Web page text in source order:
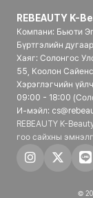
REBEAUTY K-
Компани: Бьюти
Бүртгэлийн
Хаяг: Солонгос
55, Коолон
Хэрэглэгчийн
09:00 - 18:00
И-мэйл:
REBEAUTY K-
гоо сайхны
©